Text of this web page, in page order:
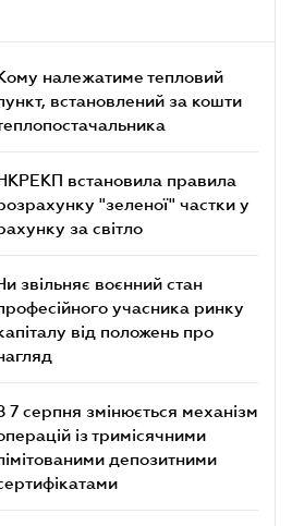
належатиме тепловий
встановлений за кошти
встановила правила
"зеленої" частки у
за світло
звільняє воєнний стан
учасника ринку
від положень про
7 серпня змінюється механізм
із тримісячними
депозитними